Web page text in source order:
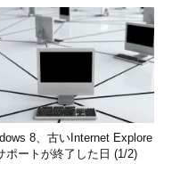
8、古いInternet Explore
ポートが終了した日 (1/2)